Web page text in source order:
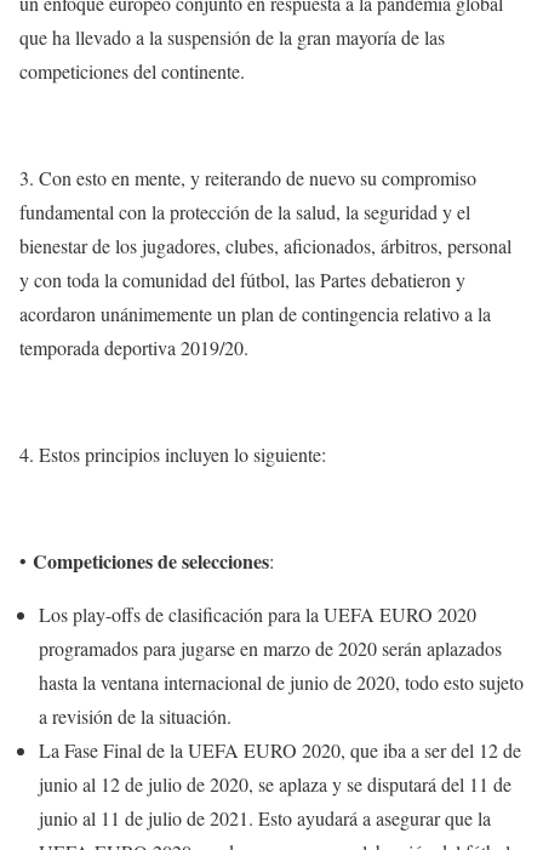
que ha llevado a la suspensión de la gran mayoría de las
competiciones del continente.
3. Con esto en mente, y reiterando de nuevo su compromiso
fundamental con la protección de la salud, la seguridad y el
bienestar de los jugadores, clubes, aficionados, árbitros, personal
y con toda la comunidad del fútbol, las Partes debatieron y
acordaron unánimemente un plan de contingencia relativo a la
temporada deportiva 2019/20.
4. Estos principios incluyen lo siguiente:
• Competiciones de selecciones:
Los play-offs de clasificación para la UEFA EURO 2020
programados para jugarse en marzo de 2020 serán aplazados
hasta la ventana internacional de junio de 2020, todo esto sujeto
a revisión de la situación.
La Fase Final de la UEFA EURO 2020, que iba a ser del 12 de
junio al 12 de julio de 2020, se aplaza y se disputará del 11 de
junio al 11 de julio de 2021. Esto ayudará a asegurar que la